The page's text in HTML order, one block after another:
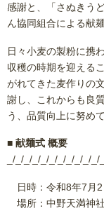
感謝と、「さぬきう
ん協同組合による献
日々小麦の製粉に携
収穫の時期を迎える
がれてきた麦作りの
謝し、これからも良
う、品質向上に努め
■ 献麺式 概要
_/_/_/_/_/_/_/_/_/_/
日時：令和8年7月2
場所：中野天満神